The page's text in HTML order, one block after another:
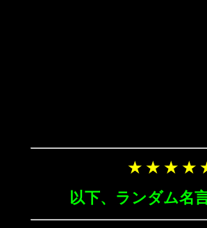
★ ★ ★ ★
以下、ランダム名